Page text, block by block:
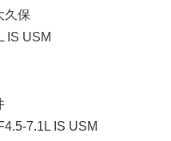
久保
IS USM
7.1L IS USM